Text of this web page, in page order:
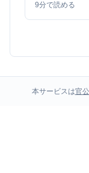
9分で読める
本サービスは官